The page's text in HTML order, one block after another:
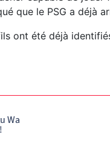
que le PSG a déjà
ont été déjà
Wa